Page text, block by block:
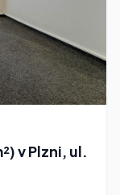
v Plzni, ul.